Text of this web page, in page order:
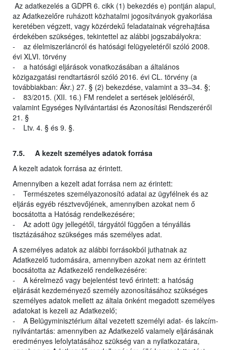
Az adatkezelés a GDPR 6. cikk (1) bekezdés e) pontján alapul,
az Adatkezelőre ruházott közhatalmi jogosítványok gyakorlása
keretében végzett, vagy közérdekű feladatainak végrehajtása
érdekében szükséges, tekintettel az alábbi jogszabályokra:
- az élelmiszerláncról és hatósági felügyeletéről szóló 2008.
évi XLVI. törvény
- a hatósági eljárások vonatkozásában a általános
közigazgatási rendtartásról szóló 2016. évi CL. törvény (a
továbbiakban: Ákr.) 27. § (2) bekezdése, valamint a 33–34. §;
- 83/2015. (XII. 16.) FM rendelet a sertések jelöléséről,
valamint Egységes Nyilvántartási és Azonosítási Rendszeréről
21. §
- Ltv. 4. § és 9. §.
7.5. A kezelt személyes adatok forrása
A kezelt adatok forrása az érintett.
Amennyiben a kezelt adat forrása nem az érintett:
- Természetes személyazonosító adatai az ügyfélnek és az
eljárás egyéb résztvevőjének, amennyiben azokat nem ő
bocsátotta a Hatóság rendelkezésére;
- Az adott ügy jellegétől, tárgyától függően a tényállás
tisztázásához szükséges más személyes adat.
A személyes adatok az alábbi forrásokból juthatnak az
Adatkezelő tudomására, amennyiben azokat nem az érintett
bocsátotta az Adatkezelő rendelkezésére:
- A kérelmező vagy bejelentést tevő érintett: a hatóság
eljárását kezdeményező személy azonosításához szükséges
személyes adatok mellett az általa önként megadott személyes
adatokat is kezeli az Adatkezelő;
- A Belügyminisztérium által vezetett személyi adat- és lakcím-
nyilvántartás: amennyiben az Adatkezelő valamely eljárásának
eredményes lefolytatásához szükség van a nyilatkozatára,